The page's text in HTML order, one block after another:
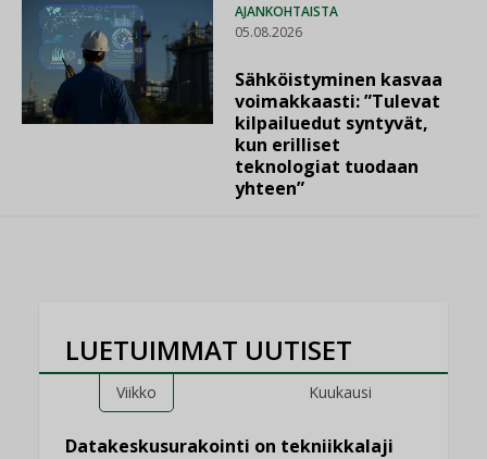
AJANKOHTAISTA
05.08.2026
Sähköistyminen kasvaa
voimakkaasti: ”Tulevat
kilpailuedut syntyvät,
kun erilliset
teknologiat tuodaan
yhteen”
LUETUIMMAT UUTISET
Viikko Kuukausi
Datakeskusurakointi on tekniikkalaji